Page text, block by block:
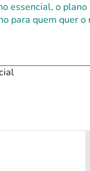
essencial, o
para quem quer